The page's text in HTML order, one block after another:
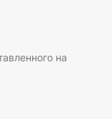
на